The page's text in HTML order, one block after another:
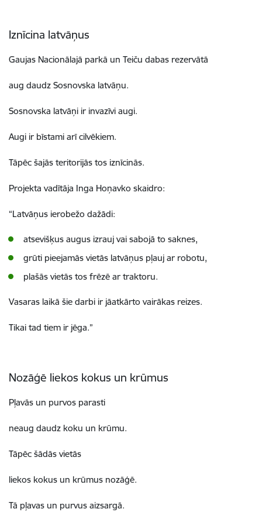
Iznīcina latvāņus
Gaujas Nacionālajā parkā un Teiču dabas rezervātā
aug daudz Sosnovska latvāņu.
Sosnovska latvāņi ir invazīvi augi.
Augi ir bīstami arī cilvēkiem.
Tāpēc šajās teritorijās tos iznīcinās.
Projekta vadītāja Inga Hoņavko skaidro:
“Latvāņus ierobežo dažādi:
atsevišķus augus izrauj vai sabojā to saknes,
grūti pieejamās vietās latvāņus pļauj ar robotu,
plašās vietās tos frēzē ar traktoru.
Vasaras laikā šie darbi ir jāatkārto vairākas reizes.
Tikai tad tiem ir jēga.”
Nozāģē liekos kokus un krūmus
Pļavās un purvos parasti
neaug daudz koku un krūmu.
Tāpēc šādās vietās
liekos kokus un krūmus nozāģē.
Tā pļavas un purvus aizsargā.